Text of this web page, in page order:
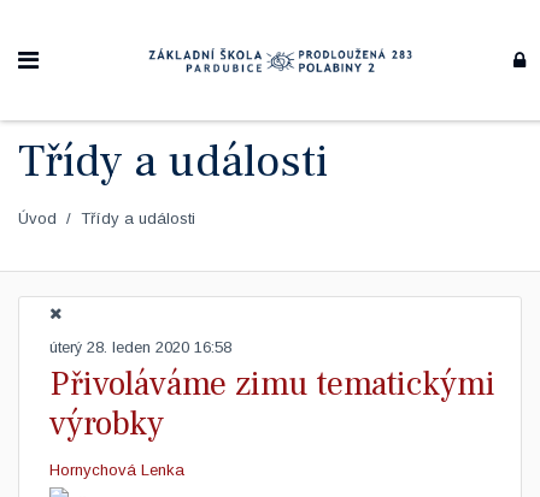
Třídy a události
Úvod Třídy a události
úterý 28. leden 2020 16:58
Přivoláváme zimu tematickými
výrobky
Hornychová Lenka